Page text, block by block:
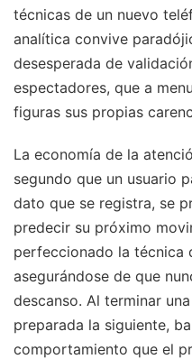
técnicas de un nuevo
analítica convive
desesperada de
espectadores, que a
figuras sus propias
La economía de la
segundo que un usuario
dato que se registra, se
predecir su próximo
perfeccionado la técnica
asegurándose de que
descanso. Al terminar
preparada la siguiente,
comportamiento que el